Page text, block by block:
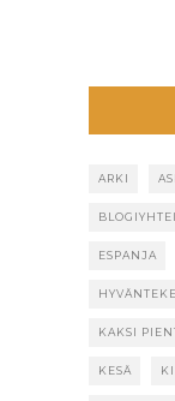
ARKI
ESPANJA
KAKSI
KESÄ